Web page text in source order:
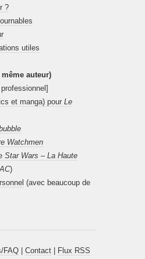
?
utiles
même auteur)
et manga) pour Le
Watchmen
Star Wars – La Haute
)
(avec beaucoup de
FAQ| Contact| Flux RSS